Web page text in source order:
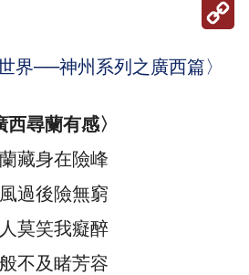
世界──神州系列之廣西篇〉
西尋蘭有感〉
藏身在險峰
過後險無窮
莫笑我癡醉
不及睹芳容